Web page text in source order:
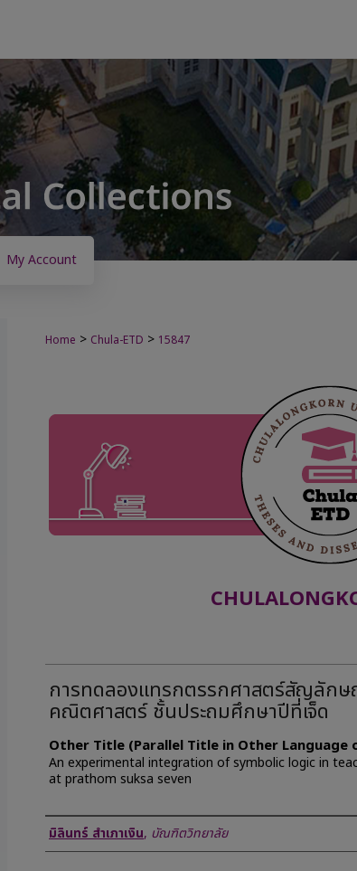
My Account
Home > Chula-ETD > 15847
การทดลองแทรกตรรกศาสตร์สัญลักษ
คณิตศาสตร์ ชั้นประถมศึกษาปีที่เจ็ด
Other Title (Parallel Title in Other Language
An experimental integration of symbolic logic in
at prathom suksa seven
Author
มิลินทร์ สำเภาเงิน, บัณฑิตวิทยาลัย